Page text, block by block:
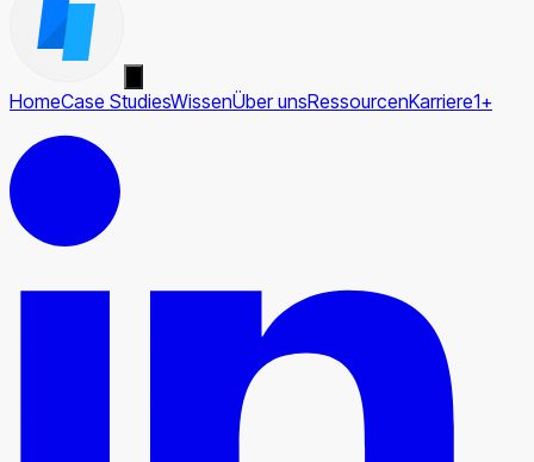
HomeCase StudiesWissenÜber unsRessourcenKarriere1+